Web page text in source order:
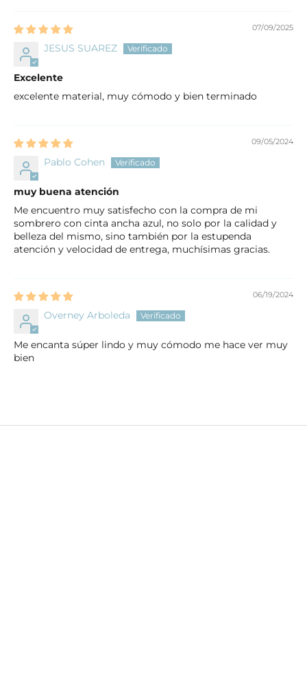
07/09/2025
JESUS SUAREZ
Excelente
excelente material, muy cómodo y bien terminado
09/05/2024
Pablo Cohen
muy buena atención
Me encuentro muy satisfecho con la compra de mi
sombrero con cinta ancha azul, no solo por la calidad y
belleza del mismo, sino también por la estupenda
atención y velocidad de entrega, muchísimas gracias.
06/19/2024
Overney Arboleda
Me encanta súper lindo y muy cómodo me hace ver muy
bien